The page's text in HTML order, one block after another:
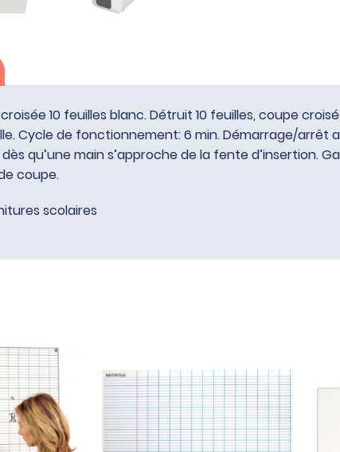
10 feuilles blanc. Détruit 10 feuilles, coupe
Cycle de fonctionnement: 6 min. Démarrage/
qu’une main s’approche de la fente d’insertion.
coupe.
scolaires